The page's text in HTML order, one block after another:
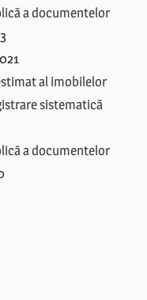
a documentelor
al imobilelor
sistematică
a documentelor